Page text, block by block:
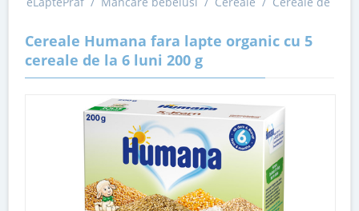
Cereale Humana fara lapte organic cu 5
cereale de la 6 luni 200 g